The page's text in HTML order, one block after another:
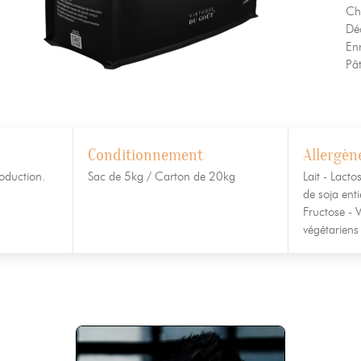
Conditionnement
Sac de 5kg / Carton de 20kg
Lait -
de soja
Fructose -
végétariens